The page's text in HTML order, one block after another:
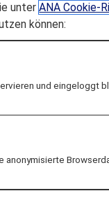
um sich
aufgrund von
unterANA Cookie-
können:
und eingeloggt
anonymisierte